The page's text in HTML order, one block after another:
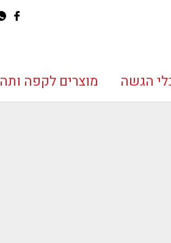
הגשה מוצרים לקפה ותה